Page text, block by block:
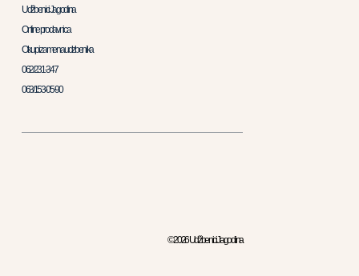
© 2026 Udžbenici Jagodina
Udžbenici Jagodina
Online prodavnica
Otkup i zamena udzbenika
062/231-347
063/153-05-90